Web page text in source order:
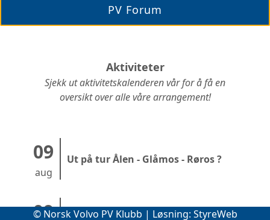
PV Forum
Aktiviteter
Sjekk ut aktivitetskalenderen vår for å få en
oversikt over alle våre arrangement!
09
aug
Ut på tur Ålen - Glåmos - Røros ?
09
© Norsk Volvo PV Klubb | Løsning: StyreWeb